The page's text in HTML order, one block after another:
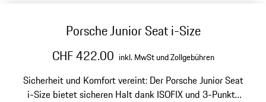
Porsche Junior Seat i-Size
CHF 422.00 inkl. MwSt und Zollgebühren
Sicherheit und Komfort vereint: Der Porsche Junior Seat
i-Size bietet sicheren Halt dank ISOFIX und 3-Punkt-